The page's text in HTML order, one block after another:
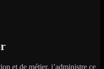
et de métier, j’administre ce